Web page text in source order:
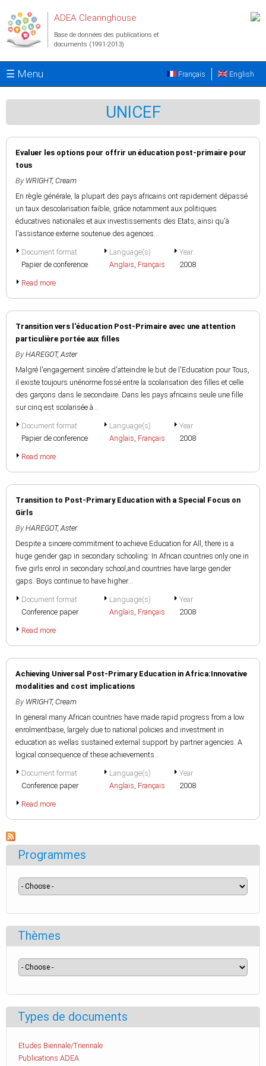
ADEA Clearinghouse
Base de données des publications et
documents (1991-2013)
☰ Menu English
Français
UNICEF
Evaluer les options pour offrir un éducation post-primaire pour
tous
By WRIGHT, Cream
En règle générale, la plupart des pays africains ont rapidement dépassé
un taux descolarisation faible, grâce notamment aux politiques
éducatives nationales et aux investissements des Etats, ainsi qu'à
l'assistance externe soutenue des agences...
Document format
Papier de conference
Language(s)
Anglais, Français
Year
2008
Read more
Transition vers l'éducation Post-Primaire avec une attention
particulière portée aux filles
By HAREGOT, Aster
Malgré l'engagement sincère d'atteindre le but de l'Education pour Tous,
il existe toujours unénorme fossé entre la scolarisation des filles et celle
des garçons dans le secondaire. Dans les pays africains seule une fille
sur cinq est scolarisée à...
Document format
Papier de conference
Language(s)
Anglais, Français
Year
2008
Read more
Transition to Post-Primary Education with a Special Focus on
Girls
By HAREGOT, Aster
Despite a sincere commitment to achieve Education for All, there is a
huge gender gap in secondary schooling: In African countries only one in
five girls enrol in secondary school,and countries have large gender
gaps. Boys continue to have higher...
Document format
Conference paper
Language(s)
Anglais, Français
Year
2008
Read more
Achieving Universal Post-Primary Education in Africa:Innovative
modalities and cost implications
By WRIGHT, Cream
In general many African countries have made rapid progress from a low
enrolmentbase, largely due to national policies and investment in
education as wellas sustained external support by partner agencies. A
logical consequence of these achievements...
Document format
Conference paper
Language(s)
Anglais, Français
Year
2008
Read more
Programmes
Thèmes
Types de documents
Etudes Biennale/Triennale
Publications ADEA